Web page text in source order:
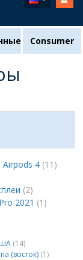
Consumer
Airpods 4 (11)
(2)
2021 (1)
(14)
(восток) (1)